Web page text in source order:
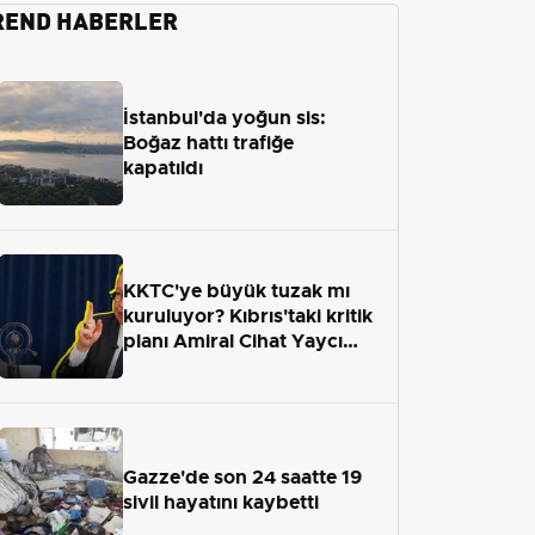
HABERLER
İstanbul'da yoğun sis:
Boğaz hattı trafiğe
kapatıldı
KKTC'ye büyük tuzak mı
kuruluyor? Kıbrıs'taki kritik
planı Amiral Cihat Yaycı
Gazze'de son 24 saatte 19
sivil hayatını kaybetti